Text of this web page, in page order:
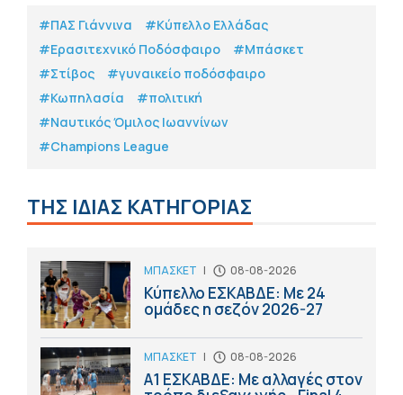
#ΠΑΣ Γιάννινα
#Κύπελλο Ελλάδας
#Eρασιτεχνικό Ποδόσφαιρο
#Μπάσκετ
#Στίβος
#γυναικείο ποδόσφαιρο
#Κωπηλασία
#πολιτική
#Ναυτικός Όμιλος Ιωαννίνων
#Champions League
ΤΗΣ ΙΔΙΑΣ ΚΑΤΗΓΟΡΙΑΣ
ΜΠΑΣΚΕΤ | 08-08-2026
Κύπελλο ΕΣΚΑΒΔΕ: Με 24
ομάδες η σεζόν 2026-27
ΜΠΑΣΚΕΤ | 08-08-2026
Α1 ΕΣΚΑΒΔΕ: Με αλλαγές στον